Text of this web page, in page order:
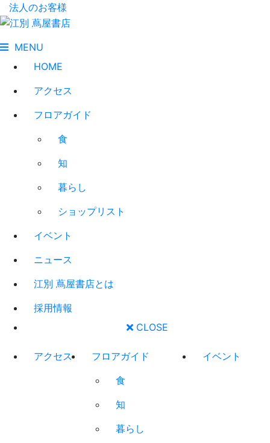
法人のお客様
MENU
HOME
アクセス
フロアガイド
食
知
暮らし
ショップリスト
イベント
ニュース
江別 蔦屋書店とは
採用情報
CLOSE
アクセス
フロアガイド
食
知
暮らし
イベント